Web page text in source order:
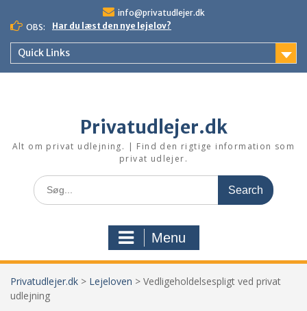
content
info@privatudlejer.dk
OBS:
Har du læst den nye lejelov?
Quick Links
Privatudlejer.dk
Alt om privat udlejning. | Find den rigtige information som
privat udlejer.
Search
for:
Menu
Privatudlejer.dk > Lejeloven > Vedligeholdelsespligt ved privat
udlejning